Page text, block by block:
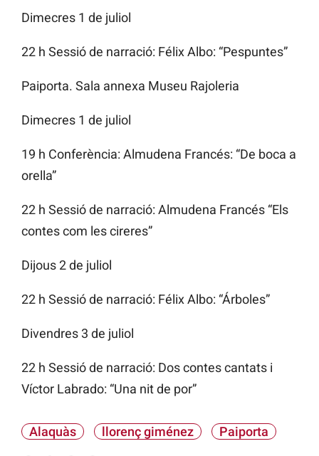
Dimecres 1 de juliol
22 h Sessió de narració: Félix Albo: “Pespuntes”
Paiporta. Sala annexa Museu Rajoleria
Dimecres 1 de juliol
19 h Conferència: Almudena Francés: “De boca a
orella”
22 h Sessió de narració: Almudena Francés “Els
contes com les cireres”
Dijous 2 de juliol
22 h Sessió de narració: Félix Albo: “Árboles”
Divendres 3 de juliol
22 h Sessió de narració: Dos contes cantats i
Víctor Labrado: “Una nit de por”
Alaquàs llorenç giménez Paiporta